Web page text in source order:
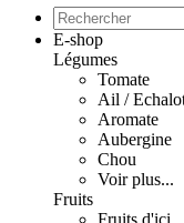
E-shop
Légumes
Tomate
Ail /
Aromate
Aubergine
Chou
Voir plus...
Fruits
Fruits d'ici